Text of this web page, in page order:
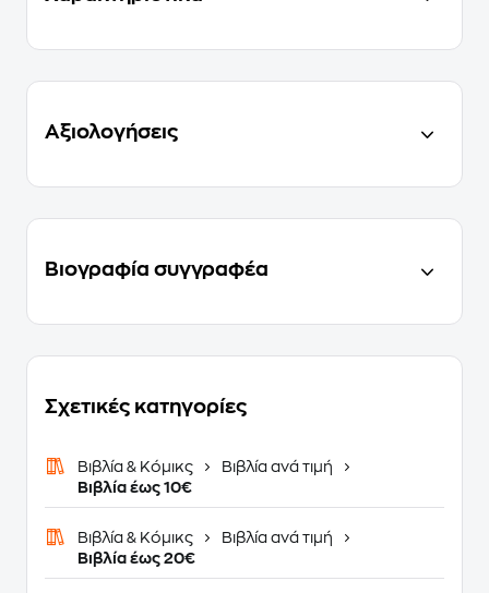
Αξιολογήσεις
Βιογραφία συγγραφέα
Σχετικές κατηγορίες
Βιβλία & Κόμικς
Βιβλία ανά τιμή
Βιβλία έως 10€
Βιβλία & Κόμικς
Βιβλία ανά τιμή
Βιβλία έως 20€